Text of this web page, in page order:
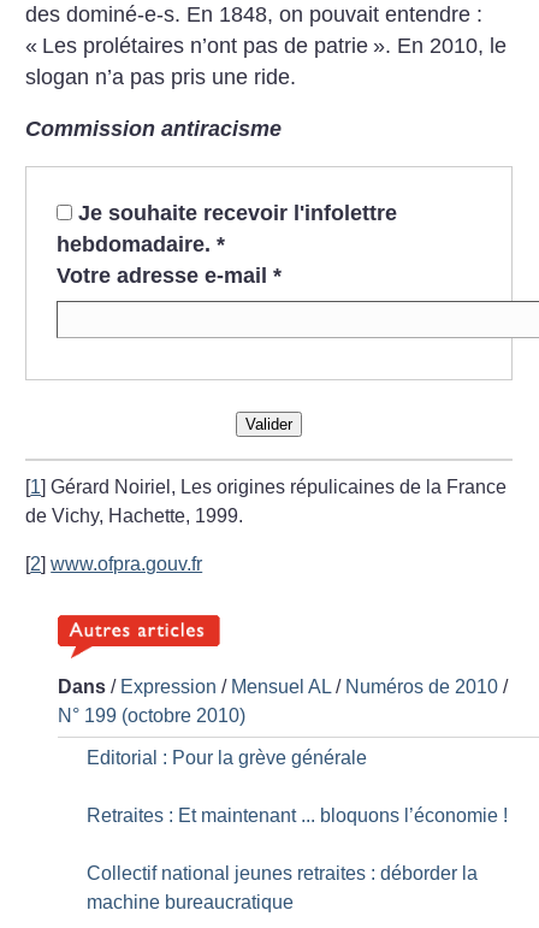
des dominé-e-s. En 1848, on pouvait entendre :
« Les prolétaires n’ont pas de patrie ». En 2010, le
slogan n’a pas pris une ride.
Commission antiracisme
Je souhaite recevoir l'infolettre
hebdomadaire. *
Votre adresse e-mail *
Valider
[1]Gérard Noiriel, Les origines répulicaines de la France
de Vichy, Hachette, 1999.
[2]www.ofpra.gouv.fr
Dans / Expression / Mensuel AL / Numéros de 2010 /
N° 199 (octobre 2010)
Editorial : Pour la grève générale
Retraites : Et maintenant ... bloquons l’économie !
Collectif national jeunes retraites : déborder la
machine bureaucratique